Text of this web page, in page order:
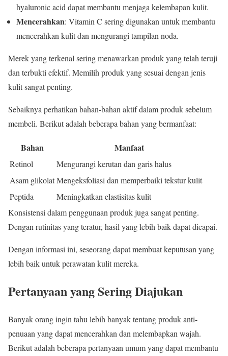
hyaluronic acid dapat membantu menjaga kelembapan kulit.
Mencerahkan: Vitamin C sering digunakan untuk membantu
mencerahkan kulit dan mengurangi tampilan noda.
Merek yang terkenal sering menawarkan produk yang telah teruji
dan terbukti efektif. Memilih produk yang sesuai dengan jenis
kulit sangat penting.
Sebaiknya perhatikan bahan-bahan aktif dalam produk sebelum
membeli. Berikut adalah beberapa bahan yang bermanfaat:
Bahan Manfaat
Retinol
Mengurangi kerutan dan garis halus
Asam glikolatMengeksfoliasi dan memperbaiki tekstur kulit
Peptida
Meningkatkan elastisitas kulit
Konsistensi dalam penggunaan produk juga sangat penting.
Dengan rutinitas yang teratur, hasil yang lebih baik dapat dicapai.
Dengan informasi ini, seseorang dapat membuat keputusan yang
lebih baik untuk perawatan kulit mereka.
Pertanyaan yang Sering Diajukan
Banyak orang ingin tahu lebih banyak tentang produk anti-
penuaan yang dapat mencerahkan dan melembapkan wajah.
Berikut adalah beberapa pertanyaan umum yang dapat membantu